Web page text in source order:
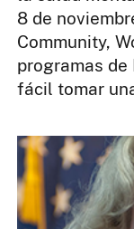
8 de
Community,
programas de
fácil tomar